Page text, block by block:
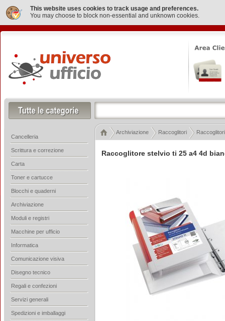
This website uses cookies to track usage and preferences.
You may choose to block non-essential and unknown cookies.
Raccoglitore stelvio ti 25 a4 4d
Archiviazione Raccoglitori
Cancelleria
Scrittura e correzione
Carta
Toner e cartucce
Blocchi e quaderni
Archiviazione
Moduli e registri
Macchine per ufficio
Informatica
Comunicazione visiva
Disegno tecnico
Regali e confezioni
Servizi generali
Spedizioni e imballaggi